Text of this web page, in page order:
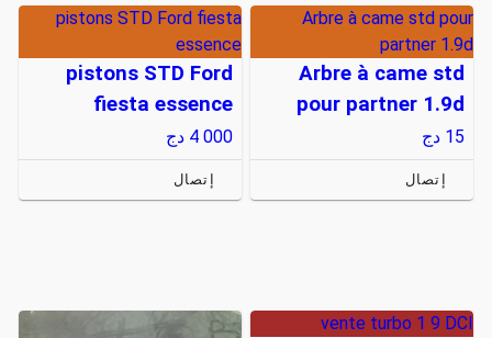
Arbre à came std pour
partner 1.9d
Arbre à came std
pour partner 1.9d
15 دج
إتصال
pistons STD Ford fiesta
essence
pistons STD Ford
fiesta essence
4 000 دج
إتصال
vente turbo 1 9 DCI